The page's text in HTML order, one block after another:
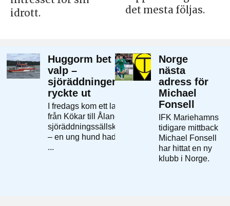
idrott.
det mesta följas.